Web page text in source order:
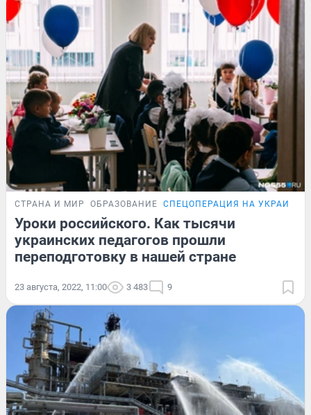
СТРАНА И МИР ОБРАЗОВАНИЕ СПЕЦОПЕРАЦИЯ НА УКРАИНЕ
Уроки российского. Как тысячи
украинских педагогов прошли
переподготовку в нашей стране
23 августа, 2022, 11:00 3 483 9